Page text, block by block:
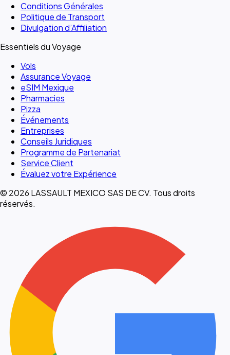
Conditions Générales
Politique de Transport
Divulgation d’Affiliation
Essentiels du Voyage
Vols
Assurance Voyage
eSIM Mexique
Pharmacies
Pizza
Événements
Entreprises
Conseils Juridiques
Programme de Partenariat
Service Client
Évaluez votre Expérience
© 2026 LASSAULT MEXICO SAS DE CV. Tous droits
réservés.